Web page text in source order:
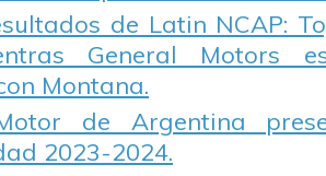
de Latin NCAP:
General Motors
Montana.
de Argentina
2023-2024.